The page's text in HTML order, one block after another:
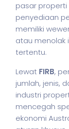
pasar
penyediaan
memiliki
atau menolak
tertentu.
Lewat FIRB,
jumlah, jenis,
industri
mencegah
ekonomi